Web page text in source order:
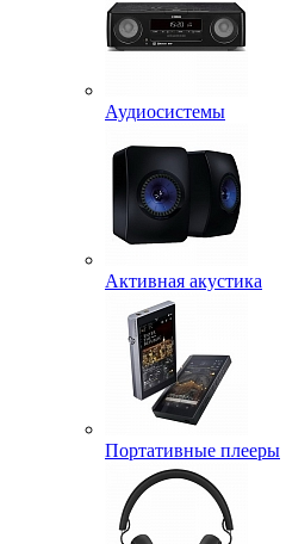
Аудиосистемы
Активная акустика
Портативные плееры